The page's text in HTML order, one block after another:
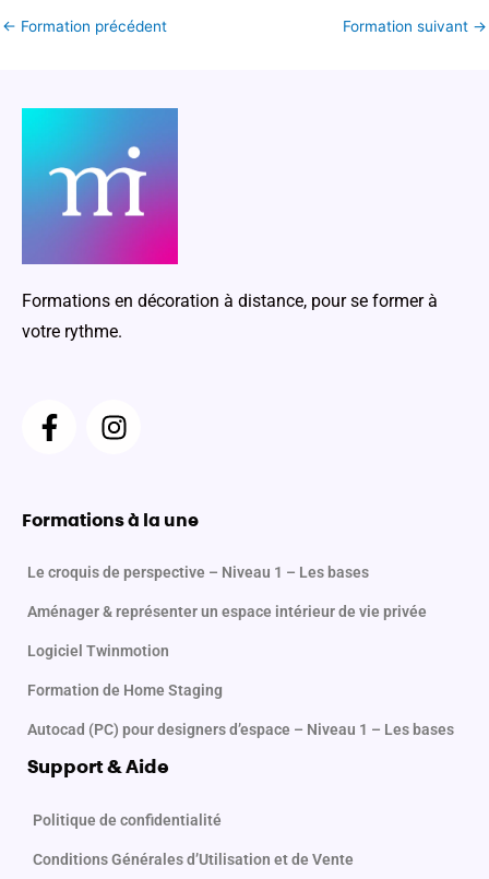
← Formation précédent Formation suivant →
Formations en décoration à distance, pour se former à
votre rythme.
F
a
b
o
k
f
I
n
a
r
a
m
Formations à la une
Le croquis de perspective – Niveau 1 – Les bases
Aménager & représenter un espace intérieur de vie privée
Logiciel Twinmotion
Formation de Home Staging
Autocad (PC) pour designers d’espace – Niveau 1 – Les bases
Support & Aide
Politique de confidentialité
Conditions Générales d’Utilisation et de Vente